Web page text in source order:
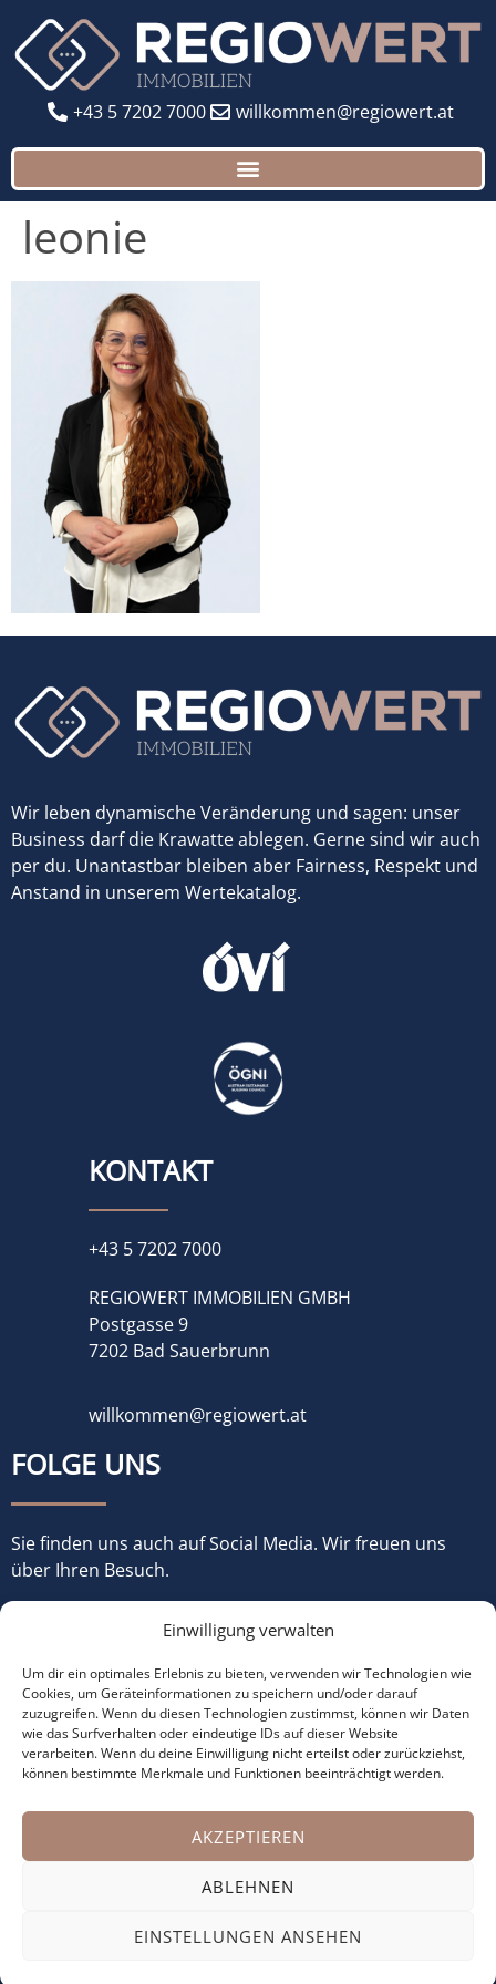
Einwilligung verwalten
Um dir ein optimales Erlebnis zu bieten, verwenden wir Technologien wie
Cookies, um Geräteinformationen zu speichern und/oder darauf
zuzugreifen. Wenn du diesen Technologien zustimmst, können wir Daten
wie das Surfverhalten oder eindeutige IDs auf dieser Website
verarbeiten. Wenn du deine Einwilligung nicht erteilst oder zurückziehst,
können bestimmte Merkmale und Funktionen beeinträchtigt werden.
AKZEPTIEREN
ABLEHNEN
EINSTELLUNGEN ANSEHEN
+43 5 7202 7000 willkommen@regiowert.at
leonie
Wir leben dynamische Veränderung und sagen: unser
Business darf die Krawatte ablegen. Gerne sind wir auch
per du. Unantastbar bleiben aber Fairness, Respekt und
Anstand in unserem Wertekatalog.
KONTAKT
+43 5 7202 7000
REGIOWERT IMMOBILIEN GMBH
Postgasse 9
7202 Bad Sauerbrunn
willkommen@regiowert.at
FOLGE UNS
Sie finden uns auch auf Social Media. Wir freuen uns
über Ihren Besuch.
Datenschutz